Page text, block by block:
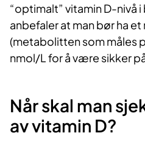
“optimalt” vitamin D-nivå
anbefaler at man bør ha
(metabolitten som måles
nmol/L for å være sikker
Når skal man
av vitamin D?